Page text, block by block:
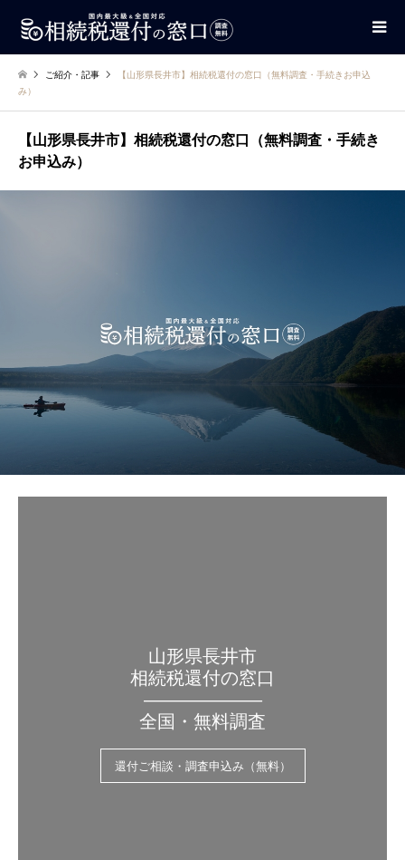
ご紹介・記事
【山形県長井市】相続税還付の窓口（無料調査・手続きお申込
み）
【山形県長井市】相続税還付の窓口（無料調査・手続き
お申込み）
山形県長井市
相続税還付の窓口
——————–
全国・無料調査
還付ご相談・調査申込み（無料）